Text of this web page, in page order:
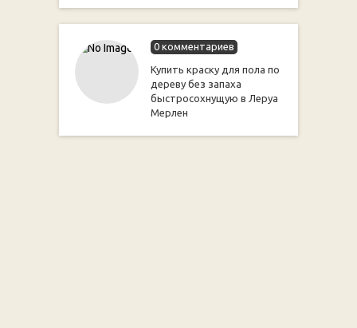
0 комментариев
Купить краску для пола по
дереву без запаха
быстросохнущую в Леруа
Мерлен